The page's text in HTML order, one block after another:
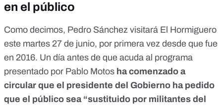
en el público
Como decimos, Pedro Sánchez visitará El Hormiguero
este martes 27 de junio, por primera vez desde que fue
en 2016. Un día antes de que acuda al programa
presentado por Pablo Motos ha comenzado a
circular que el presidente del Gobierno ha pedido
que el público sea “sustituido por militantes del